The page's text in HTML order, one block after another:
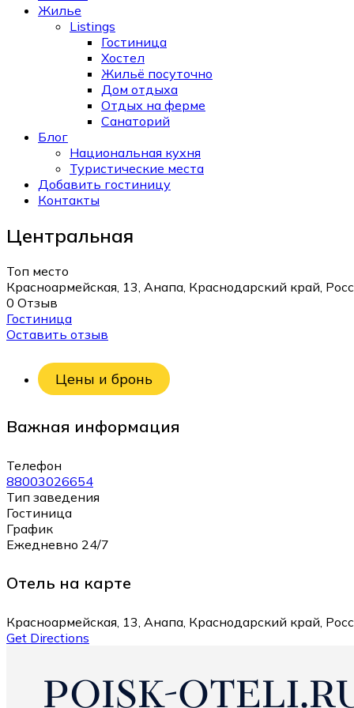
Жилье
Listings
Гостиница
Хостел
Жильё посуточно
Дом отдыха
Отдых на ферме
Санаторий
Блог
Национальная кухня
Туристические места
Добавить гостиницу
Контакты
Центральная
Топ место
Красноармейская, 13, Анапа, Краснодарский край,
0 Отзыв
Гостиница
Оставить отзыв
Цены и бронь
Важная информация
Телефон
88003026654
Тип заведения
Гостиница
График
Ежедневно 24/7
Отель на карте
Красноармейская, 13, Анапа, Краснодарский край,
Get Directions